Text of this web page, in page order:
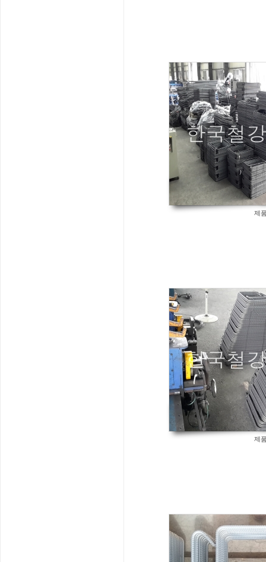
794
제
740
제
1115